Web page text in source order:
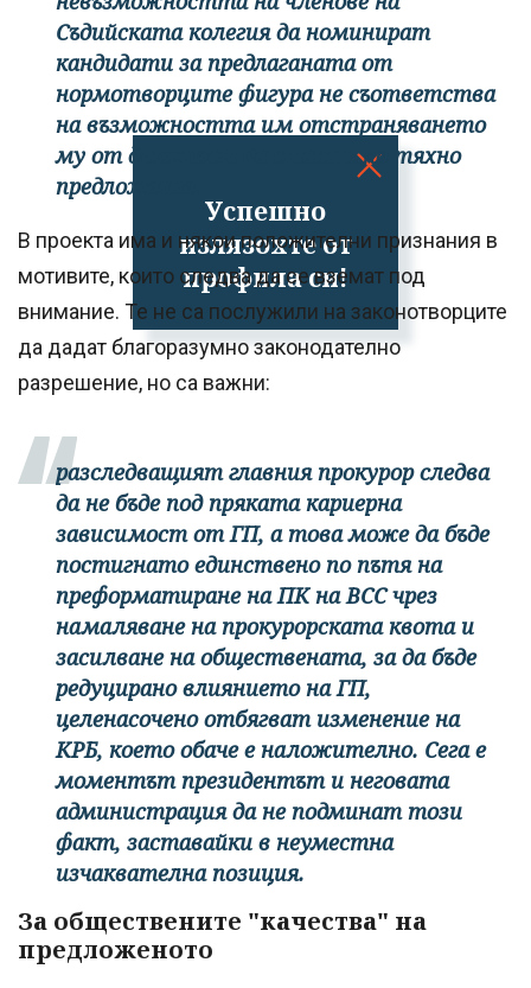
Успешно
излязохте от
профила си!
Съдийската колегия да номинират
кандидати за предлаганата от
нормотворците фигура не съответства
на възможността им отстраняването
му от длъжност да става и по тяхно
предложение.
В проекта има и някои положителни признания в
мотивите, които следва да се вземат под
внимание. Те не са послужили на законотворците
да дадат благоразумно законодателно
разрешение, но са важни:
разследващият главния прокурор следва
да не бъде под пряката кариерна
зависимост от ГП, а това може да бъде
постигнато единствено по пътя на
преформатиране на ПК на ВСС чрез
намаляване на прокурорската квота и
засилване на обществената, за да бъде
редуцирано влиянието на ГП,
целенасочено отбягват изменение на
КРБ, което обаче е наложително. Сега е
моментът президентът и неговата
администрация да не подминат този
факт, заставайки в неуместна
изчаквателна позиция.
За обществените "качества" на
предложеното